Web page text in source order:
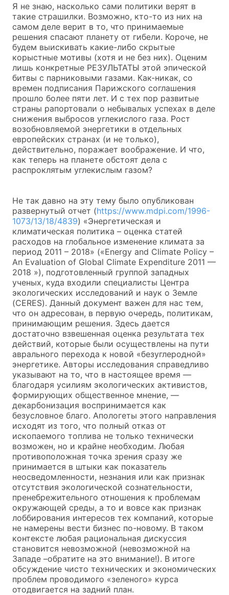
Я не знаю, насколько сами политики верят в
такие страшилки. Возможно, кто-то из них на
самом деле верит в то, что принимаемые
решения спасают планету от гибели. Короче, не
будем выискивать какие-либо скрытые
корыстные мотивы (хотя и не без них). Оценим
лишь конкретные РЕЗУЛЬТАТЫ этой эпической
битвы с парниковыми газами. Как-никак, со
времен подписания Парижского соглашения
прошло более пяти лет. И с тех пор развитые
страны рапортовали о небывалых успехах в деле
снижения выбросов углекислого газа. Рост
возобновляемой энергетики в отдельных
европейских странах (и не только),
действительно, поражает воображение. И что,
как теперь на планете обстоят дела с
распроклятым углекислым газом?
Не так давно на эту тему было опубликован
развернутый отчет (https://www.mdpi.com/1996-
1073/13/18/4839) «Энергетическая и
климатическая политика – оценка статей
расходов на глобальное изменение климата за
период 2011 – 2018» («Energy and Climate Policy –
An Evaluation of Global Climate Expenditure 2011 —
2018 »), подготовленный группой западных
ученых, куда входили специалисты Центра
экологических исследований и наук о Земле
(CERES). Данный документ важен для нас тем,
что он адресован, в первую очередь, политикам,
принимающим решения. Здесь дается
достаточно взвешенная оценка результата тех
действий, которые были осуществлены на пути
аврального перехода к новой «безуглеродной»
энергетике. Авторы исследования справедливо
указывают на то, что в настоящее время —
благодаря усилиям экологических активистов,
формирующих общественное мнение, —
декарбонизация воспринимается как
безусловное благо. Апологеты этого направления
исходят из того, что полный отказ от
ископаемого топлива не только технически
возможен, но и крайне необходим. Любая
противоположная точка зрения сразу же
принимается в штыки как показатель
неосведомленности, незнания или как признак
отсутствия экологической сознательности,
пренебрежительного отношения к проблемам
окружающей среды, а то и вовсе как признак
лоббирования интересов тех компаний, которые
не намерены вести бизнес по-новому. В таком
контексте любая рациональная дискуссия
становится невозможной (невозможной на
Западе –обратите на это внимание!). В итоге
обсуждение чисто технических и экономических
проблем проводимого «зеленого» курса
отодвигается на задний план.